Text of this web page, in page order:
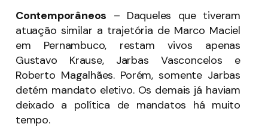
Contemporâneos – Daqueles que tiveram
atuação similar a trajetória de Marco Maciel
em Pernambuco, restam vivos apenas
Gustavo Krause, Jarbas Vasconcelos e
Roberto Magalhães. Porém, somente Jarbas
detém mandato eletivo. Os demais já haviam
deixado a política de mandatos há muito
tempo.